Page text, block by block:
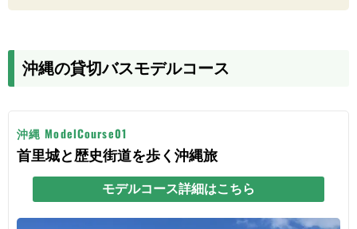
沖縄の貸切バスモデルコース
沖縄 ModelCourse01
首里城と歴史街道を歩く沖縄旅
モデルコース詳細はこちら